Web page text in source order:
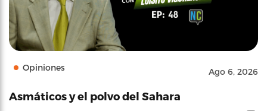
Opiniones Ago 6, 2026
Asmáticos y el polvo del Sahara